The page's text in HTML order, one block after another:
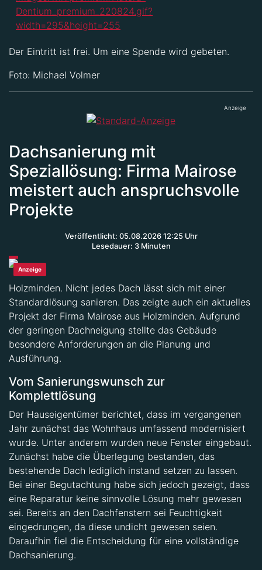
Anzeige
Speziallösung: Firma Mairose
meistert auch anspruchsvolle
Projekte
Lesedauer: 3 Minuten
Holzminden. Nicht jedes Dach lässt sich mit einer
Standardlösung sanieren. Das zeigte auch ein aktuelles
Projekt der Firma Mairose aus Holzminden. Aufgrund
der geringen Dachneigung stellte das Gebäude
besondere Anforderungen an die Planung und
Ausführung.
Vom Sanierungswunsch zur
Komplettlösung
Der Hauseigentümer berichtet, dass im vergangenen
Jahr zunächst das Wohnhaus umfassend modernisiert
wurde. Unter anderem wurden neue Fenster eingebaut.
Zunächst habe die Überlegung bestanden, das
bestehende Dach lediglich instand setzen zu lassen.
Bei einer Begutachtung habe sich jedoch gezeigt, dass
eine Reparatur keine sinnvolle Lösung mehr gewesen
sei. Bereits an den Dachfenstern sei Feuchtigkeit
eingedrungen, da diese undicht gewesen seien.
Daraufhin fiel die Entscheidung für eine vollständige
Dachsanierung.
Besondere Herausforderung bei der